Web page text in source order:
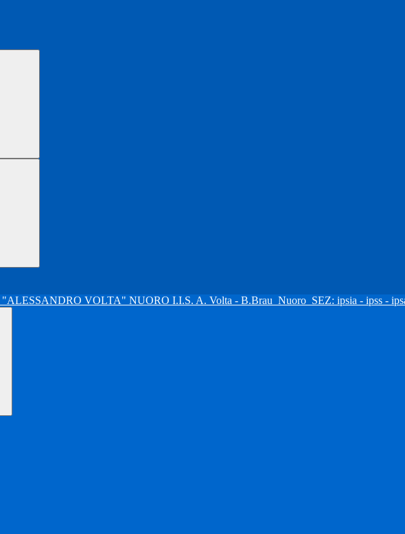
I.I.S. A. Volta - B.Brau Nuoro SEZ: ipsia - ipss -